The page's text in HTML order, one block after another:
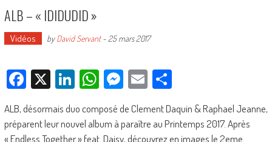
ALB – « IDIDUDID »
Vidéos byDavid Servant- 25 mars 2017
Facebook
X LinkedIn
WhatsApp
Messenger
EmailPartager
ALB, désormais duo composé de Clement Daquin & Raphael Jeanne,
préparent leur nouvel album à paraître au Printemps 2017. Après
« Endless Together » feat. Daisy, découvrez en images le 2eme